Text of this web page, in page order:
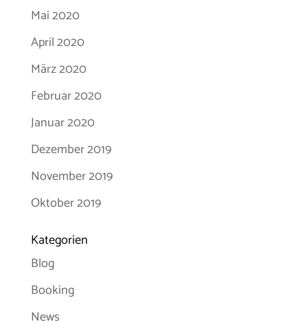
Mai 2020
April 2020
März 2020
Februar 2020
Januar 2020
Dezember 2019
November 2019
Oktober 2019
Kategorien
Blog
Booking
News